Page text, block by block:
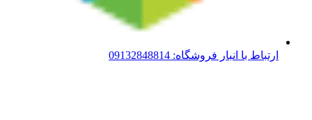
ارتباط با انبار فروشگاه: 09132848814